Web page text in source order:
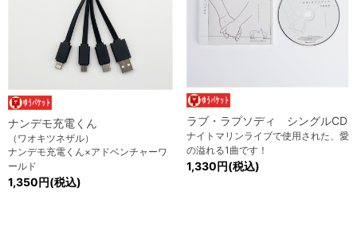
ナンデモ充電くん
（ワオキツネザル）
ナンデモ充電くん×アドベンチャーワ
ールド
1,350円(税込)
ラブ・ラプソディ シングルCD
ナイトマリンライブで使用された、愛
の溢れる1曲です！
1,330円(税込)